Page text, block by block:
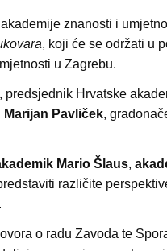
znanosti i
, koji će se održati u
u Zagrebu.
predsjednik Hrvatske
Marijan Pavliček,
Mario Šlaus,
različite
o radu Zavoda te